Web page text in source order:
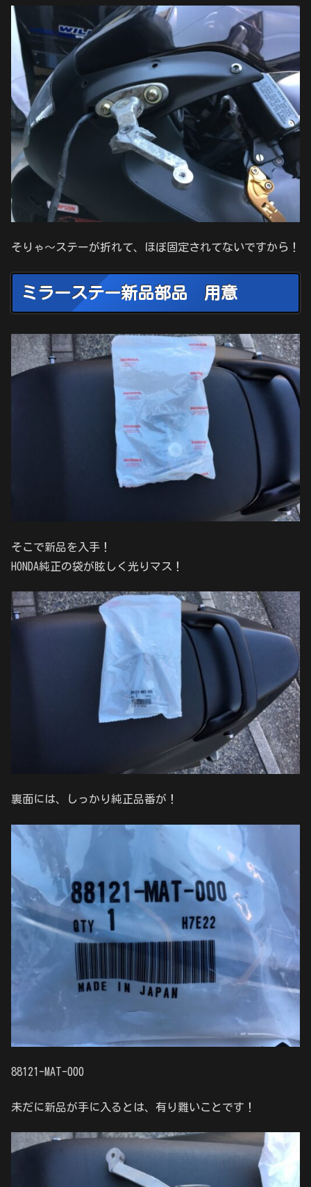
そりゃ〜ステーが折れて、ほぼ固定されてないですから！
ミラーステー新品部品 用意
そこで新品を入手！
HONDA純正の袋が眩しく光りマス！
裏面には、しっかり純正品番が！
88121-MAT-000
未だに新品が手に入るとは、有り難いことです！